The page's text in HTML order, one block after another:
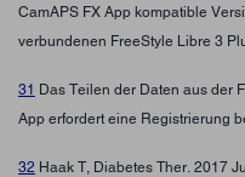
CamAPS FX App kompatible
verbundenen FreeStyle Libre 3
31 Das Teilen der Daten aus der
App erfordert eine Registrierung
32 Haak T, Diabetes Ther. 2017